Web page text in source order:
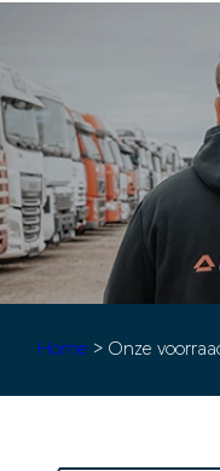
Home > Onze